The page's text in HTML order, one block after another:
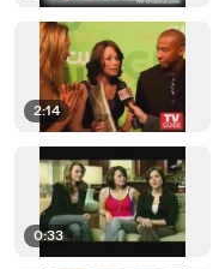
2:14
0:33